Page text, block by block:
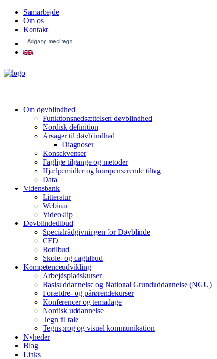
Samarbejde
Om os
Kontakt
Om døvblindhed
Funktionsnedsættelsen døvblindhed
Nordisk definition
Årsager til døvblindhed
Diagnoser
Konsekvenser
Faglige tilgange og metoder
Hjælpemidler og kompenserende tiltag
Data
Vidensbank
Litteratur
Webinar
Videoklip
Døvblindetilbud
Specialrådgivningen for Døvblinde
CFD
Botilbud
Skole- og dagtilbud
Kompetenceudvikling
Arbejdspladskurser
Basisuddannelse og National Grunduddannelse (NGU)
Forældre- og pårørendekurser
Konferencer og temadage
Nordisk uddannelse
Tegn til tale
Tegnsprog og visuel kommunikation
Nyheder
Blog
Links